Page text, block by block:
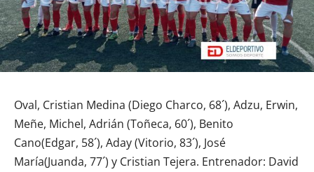
Oval, Cristian Medina (Diego Charco, 68´), Adzu, Erwin,
Meñe, Michel, Adrián (Toñeca, 60´), Benito
Cano(Edgar, 58´), Aday (Vitorio, 83´), José
María(Juanda, 77´) y Cristian Tejera. Entrenador: David